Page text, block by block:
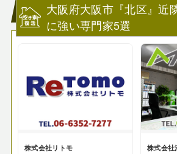
大阪府大阪市『北区』近
に強い専門家5選
株式会社リトモ 株式会社